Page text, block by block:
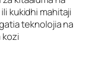
kukidhi mahitaji
teknolojia na
kozi